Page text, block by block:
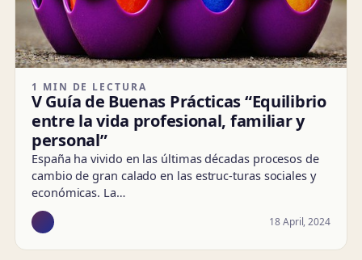
1 MIN DE LECTURA
V Guía de Buenas Prácticas “Equilibrio
entre la vida profesional, familiar y
personal”
España ha vivido en las últimas décadas procesos de
cambio de gran calado en las estruc-turas sociales y
económicas. La…
18 April, 2024